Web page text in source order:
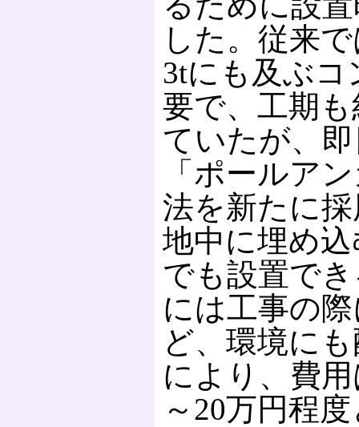
した。従来
3tにも及ぶコ
要で、工期
ていたが、
「ポールア
法を新たに
地中に埋め
でも設置で
には工事の
ど、環境に
により、費
～20万円程